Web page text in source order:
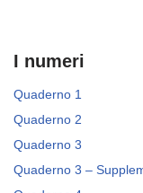
I numeri
Quaderno 1
Quaderno 2
Quaderno 3
Quaderno 3 –